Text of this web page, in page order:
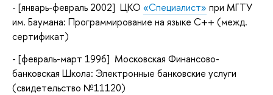
- [январь-февраль 2002] ЦКО «Специалист» при МГТУ
им. Баумана: Программирование на языке С++ (межд.
сертификат)
- [февраль-март 1996] Московская Финансово-
банковская Школа: Электронные банковские услуги
(свидетельство №11120)